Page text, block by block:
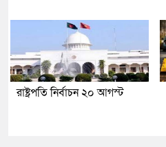
রাষ্ট্রপতি নির্বাচন ২০ আগস্ট